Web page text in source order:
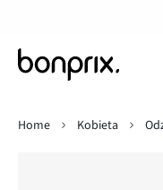
Home
Kobieta